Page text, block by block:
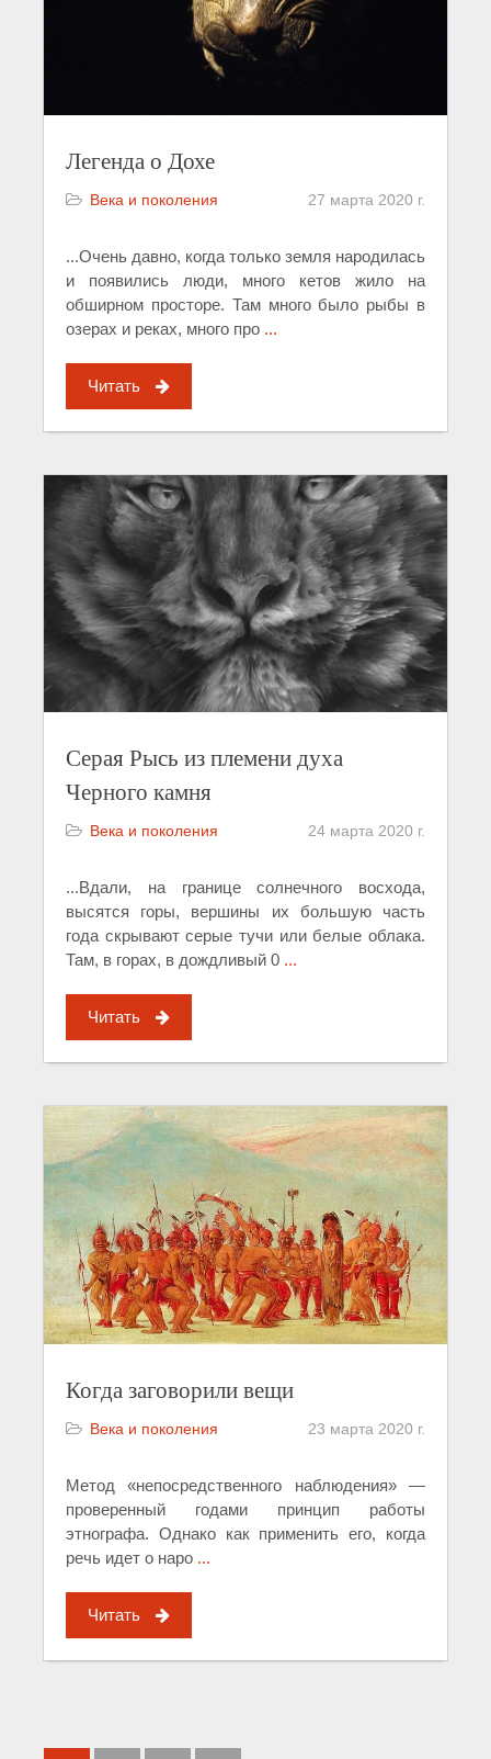
Легенда о Дохе
Века и поколения 27 марта 2020 г.
...Очень давно, когда только земля народилась
и появились люди, много кетов жило на
обширном просторе. Там много было рыбы в
озерах и реках, много про ...
Читать
Серая Рысь из племени духа
Черного камня
Века и поколения 24 марта 2020 г.
...Вдали, на границе солнечного восхода,
высятся горы, вершины их большую часть
года скрывают серые тучи или белые облака.
Там, в горах, в дождливый 0 ...
Читать
Когда заговорили вещи
Века и поколения 23 марта 2020 г.
Метод «непосредственного наблюдения» —
проверенный годами принцип работы
этнографа. Однако как применить его, когда
речь идет о наро ...
Читать